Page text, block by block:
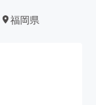
福岡県